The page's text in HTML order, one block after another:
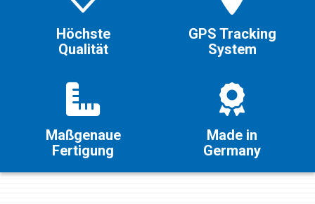
Höchste
Qualität
GPS Tracking
System
Maßgenaue
Fertigung
Made in
Germany